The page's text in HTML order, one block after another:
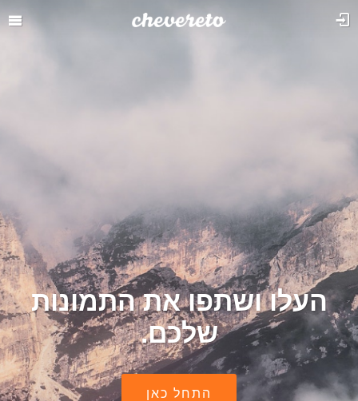
העלו ושתפו את התמונות
שלכם.
התחל כאן